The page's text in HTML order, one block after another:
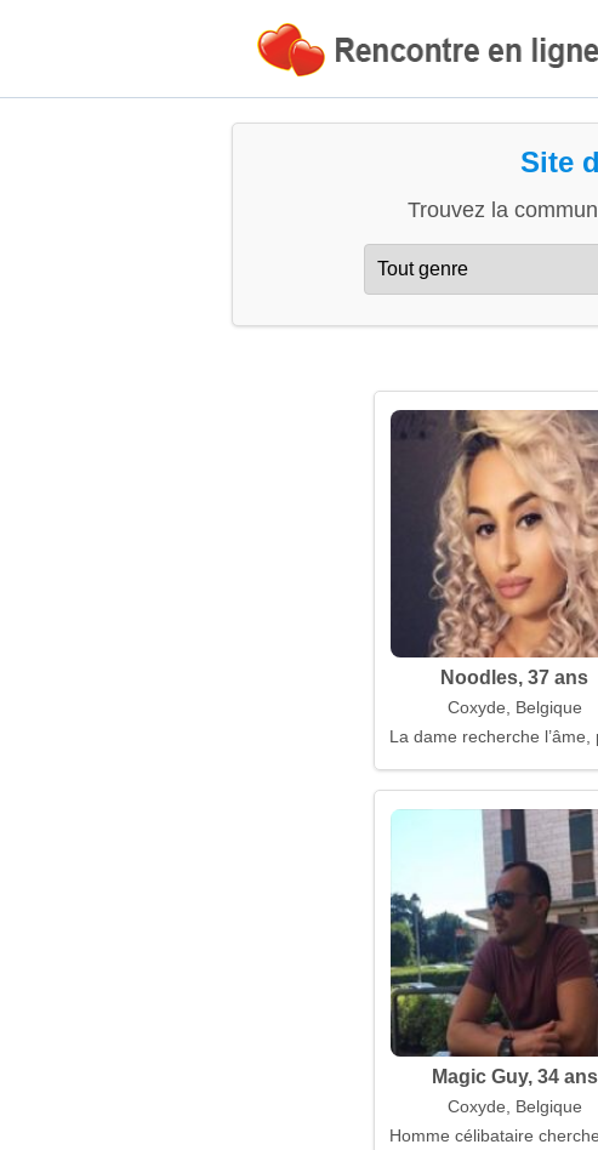
Site
Trouvez la
Noodles, 37 ans
Coxyde, Belgique
La dame recherche l’âme,
Magic Guy, 34 ans
Coxyde, Belgique
Homme célibataire cherche